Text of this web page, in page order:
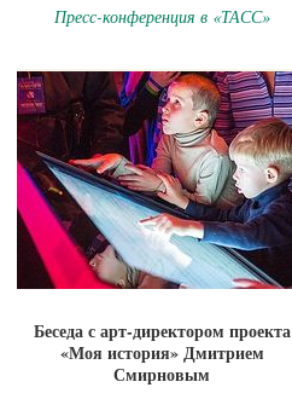
Пресс-конференция в «ТАСС»
Беседа с арт-директором проекта
«Моя история» Дмитрием
Смирновым